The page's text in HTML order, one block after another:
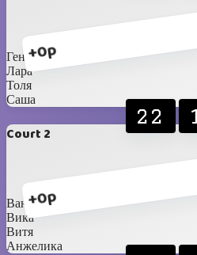
+0p
Гена
Лара
Толя
Саша
Court 2
+0p
22
Ваня
Вика
Витя
Анжелика